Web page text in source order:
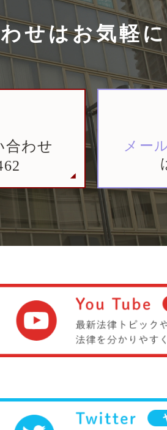
わせはお気軽に